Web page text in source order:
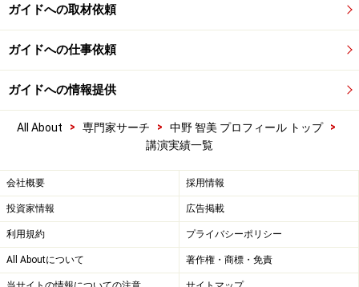
ガイドへの取材依頼
ガイドへの仕事依頼
ガイドへの情報提供
All About > 専門家サーチ > 中野 智美 プロフィール トップ
>
講演実績一覧
会社概要 採用情報
投資家情報 広告掲載
利用規約 プライバシーポリシー
All Aboutについて 著作権・商標・免責